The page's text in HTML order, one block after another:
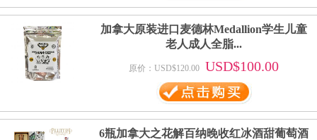
加拿大原装进口麦德林Medallion学生儿童
老人成人全脂...
原价：USD$120.00 USD$100.00
6瓶加拿大之花解百纳晚收红冰酒甜葡萄酒